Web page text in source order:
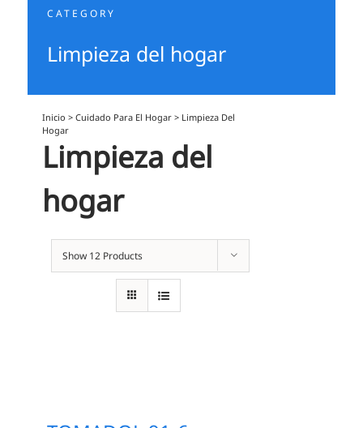
CATEGORY
Limpieza del hogar
Inicio >Cuidado Para El Hogar > Limpieza Del
Hogar
Limpieza del
hogar
Show 12 Products